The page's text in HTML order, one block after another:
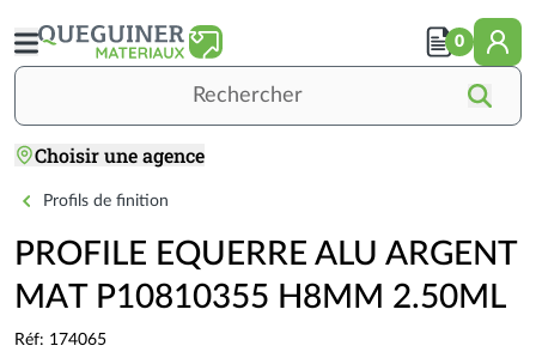
au
contenu
Choisir une agence
0
Accueil
CARRELAGE INTÉRIEUR SOL & MUR
ACCESSOIRES CARRELAGE INTÉRIEUR
Profils de finition
PROFILE EQUERRE ALU ARGENT
MAT P10810355 H8MM 2.50ML
Réf: 174065